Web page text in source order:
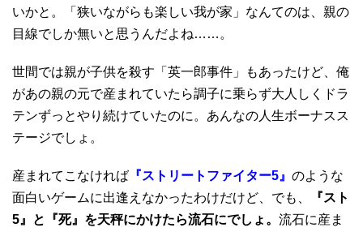
いかと。「狭いながらも楽しい我が家」なんてのは、親の
目線でしか無いと思うんだよね……。
世間では親が子供を殺す「英一郎事件」もあったけど、俺
があの親の元で産まれていたら調子に乗らず大人しくドラ
テンずっとやり続けていたのに。あんなの人生ボーナスス
テージでしょ。
産まれてこなければ 『ストリートファイター5』 のような
面白いゲームに出逢えなかったわけだけど、でも、
『スト
5』と『死』を天秤にかけたら流石にでしょ。 流石に産ま